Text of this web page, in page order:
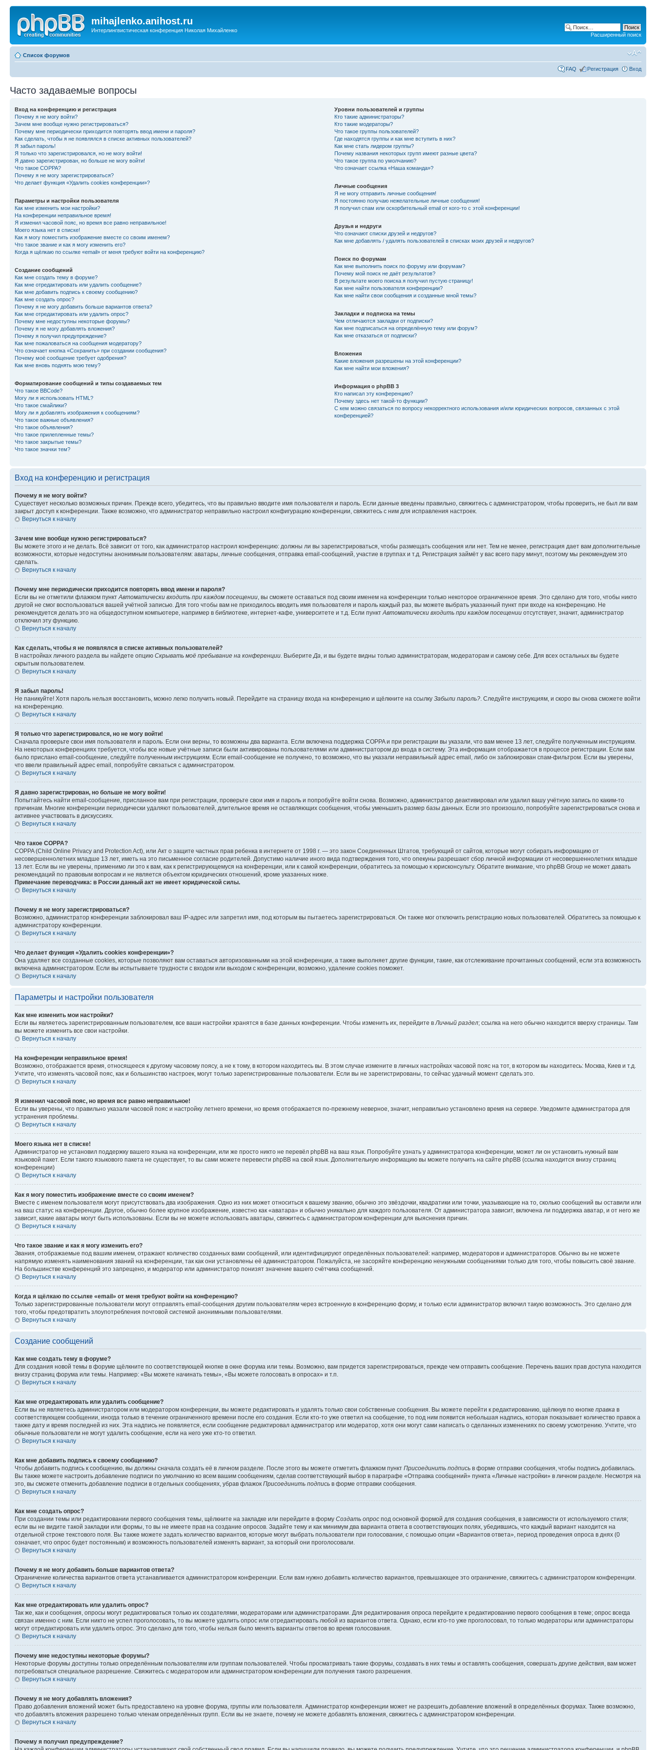
mihajlenko.anihost.ru
Интерлингвистическая конференция Николая Михайленко
Расширенный поиск
Список форумов
FAQ Регистрация Вход
Часто задаваемые вопросы
Вход на конференцию и регистрация
Почему я не могу войти?
Зачем мне вообще нужно регистрироваться?
Почему мне периодически приходится повторять ввод имени и пароля?
Как сделать, чтобы я не появлялся в списке активных пользователей?
Я забыл пароль!
Я только что зарегистрировался, но не могу войти!
Я давно зарегистрирован, но больше не могу войти!
Что такое COPPA?
Почему я не могу зарегистрироваться?
Что делает функция «Удалить cookies конференции»?
Параметры и настройки пользователя
Как мне изменить мои настройки?
На конференции неправильное время!
Я изменил часовой пояс, но время все равно неправильное!
Моего языка нет в списке!
Как я могу поместить изображение вместе со своим именем?
Что такое звание и как я могу изменить его?
Когда я щёлкаю по ссылке «email» от меня требуют войти на конференцию?
Создание сообщений
Как мне создать тему в форуме?
Как мне отредактировать или удалить сообщение?
Как мне добавить подпись к своему сообщению?
Как мне создать опрос?
Почему я не могу добавить больше вариантов ответа?
Как мне отредактировать или удалить опрос?
Почему мне недоступны некоторые форумы?
Почему я не могу добавлять вложения?
Почему я получил предупреждение?
Как мне пожаловаться на сообщения модератору?
Что означает кнопка «Сохранить» при создании сообщения?
Почему моё сообщение требует одобрения?
Как мне вновь поднять мою тему?
Форматирование сообщений и типы создаваемых тем
Что такое BBCode?
Могу ли я использовать HTML?
Что такое смайлики?
Могу ли я добавлять изображения к сообщениям?
Что такое важные объявления?
Что такое объявления?
Что такое прилепленные темы?
Что такое закрытые темы?
Что такое значки тем?
Уровни пользователей и группы
Кто такие администраторы?
Кто такие модераторы?
Что такое группы пользователей?
Где находятся группы и как мне вступить в них?
Как мне стать лидером группы?
Почему названия некоторых групп имеют разные цвета?
Что такое группа по умолчанию?
Что означает ссылка «Наша команда»?
Личные сообщения
Я не могу отправить личные сообщения!
Я постоянно получаю нежелательные личные сообщения!
Я получил спам или оскорбительный email от кого-то с этой конференции!
Друзья и недруги
Что означают списки друзей и недругов?
Как мне добавлять / удалять пользователей в списках моих друзей и недругов?
Поиск по форумам
Как мне выполнить поиск по форуму или форумам?
Почему мой поиск не даёт результатов?
В результате моего поиска я получил пустую страницу!
Как мне найти пользователя конференции?
Как мне найти свои сообщения и созданные мной темы?
Закладки и подписка на темы
Чем отличаются закладки от подписки?
Как мне подписаться на определённую тему или форум?
Как мне отказаться от подписки?
Вложения
Какие вложения разрешены на этой конференции?
Как мне найти мои вложения?
Информация о phpBB 3
Кто написал эту конференцию?
Почему здесь нет такой-то функции?
С кем можно связаться по вопросу некорректного использования и/или юридических вопросов, связанных с этой
конференцией?
Вход на конференцию и регистрация
Почему я не могу войти?
Существует несколько возможных причин. Прежде всего, убедитесь, что вы правильно вводите имя пользователя и пароль. Если данные введены правильно, свяжитесь с администратором, чтобы проверить, не был ли вам
закрыт доступ к конференции. Также возможно, что администратор неправильно настроил конфигурацию конференции, свяжитесь с ним для исправления настроек.
Вернуться к началу
Зачем мне вообще нужно регистрироваться?
Вы можете этого и не делать. Всё зависит от того, как администратор настроил конференцию: должны ли вы зарегистрироваться, чтобы размещать сообщения или нет. Тем не менее, регистрация дает вам дополнительные
возможности, которые недоступны анонимным пользователям: аватары, личные сообщения, отправка email-сообщений, участие в группах и т.д. Регистрация займёт у вас всего пару минут, поэтому мы рекомендуем это
сделать.
Вернуться к началу
Почему мне периодически приходится повторять ввод имени и пароля?
Если вы не отметили флажком пункт Автоматически входить при каждом посещении , вы сможете оставаться под своим именем на конференции только некоторое ограниченное время. Это сделано для того, чтобы никто
другой не смог воспользоваться вашей учётной записью. Для того чтобы вам не приходилось вводить имя пользователя и пароль каждый раз, вы можете выбрать указанный пункт при входе на конференцию. Не
рекомендуется делать это на общедоступном компьютере, например в библиотеке, интернет-кафе, университете и т.д. Если пункт Автоматически входить при каждом посещении отсутствует, значит, администратор
отключил эту функцию.
Вернуться к началу
Как сделать, чтобы я не появлялся в списке активных пользователей?
В настройках личного раздела вы найдете опцию Скрывать моё пребывание на конференции . Выберите Да , и вы будете видны только администраторам, модераторам и самому себе. Для всех остальных вы будете
скрытым пользователем.
Вернуться к началу
Я забыл пароль!
Не паникуйте! Хотя пароль нельзя восстановить, можно легко получить новый. Перейдите на страницу входа на конференцию и щёлкните на ссылку Забыли пароль? . Следуйте инструкциям, и скоро вы снова сможете войти
на конференцию.
Вернуться к началу
Я только что зарегистрировался, но не могу войти!
Сначала проверьте свои имя пользователя и пароль. Если они верны, то возможны два варианта. Если включена поддержка COPPA и при регистрации вы указали, что вам менее 13 лет, следуйте полученным инструкциям.
На некоторых конференциях требуется, чтобы все новые учётные записи были активированы пользователями или администратором до входа в систему. Эта информация отображается в процессе регистрации. Если вам
было прислано email-сообщение, следуйте полученным инструкциям. Если email-сообщение не получено, то возможно, что вы указали неправильный адрес email, либо он заблокирован спам-фильтром. Если вы уверены,
что ввели правильный адрес email, попробуйте связаться с администратором.
Вернуться к началу
Я давно зарегистрирован, но больше не могу войти!
Попытайтесь найти email-сообщение, присланное вам при регистрации, проверьте свои имя и пароль и попробуйте войти снова. Возможно, администратор деактивировал или удалил вашу учётную запись по каким-то
причинам. Многие конференции периодически удаляют пользователей, длительное время не оставляющих сообщения, чтобы уменьшить размер базы данных. Если это произошло, попробуйте зарегистрироваться снова и
активнее участвовать в дискуссиях.
Вернуться к началу
Что такое COPPA?
COPPA (Child Online Privacy and Protection Act), или Акт о защите частных прав ребенка в интернете от 1998 г. — это закон Соединенных Штатов, требующий от сайтов, которые могут собирать информацию от
несовершеннолетних младше 13 лет, иметь на это письменное согласие родителей. Допустимо наличие иного вида подтверждения того, что опекуны разрешают сбор личной информации от несовершеннолетних младше
13 лет. Если вы не уверены, применимо ли это к вам, как к регистрирующемуся на конференции, или к самой конференции, обратитесь за помощью к юрисконсульту. Обратите внимание, что phpBB Group не может давать
рекомендаций по правовым вопросам и не является объектом юридических отношений, кроме указанных ниже.
Примечание переводчика: в России данный акт не имеет юридической силы.
Вернуться к началу
Почему я не могу зарегистрироваться?
Возможно, администратор конференции заблокировал ваш IP-адрес или запретил имя, под которым вы пытаетесь зарегистрироваться. Он также мог отключить регистрацию новых пользователей. Обратитесь за помощью к
администратору конференции.
Вернуться к началу
Что делает функция «Удалить cookies конференции»?
Она удаляет все созданные cookies, которые позволяют вам оставаться авторизованными на этой конференции, а также выполняет другие функции, такие, как отслеживание прочитанных сообщений, если эта возможность
включена администратором. Если вы испытываете трудности с входом или выходом с конференции, возможно, удаление cookies поможет.
Вернуться к началу
Параметры и настройки пользователя
Как мне изменить мои настройки?
Если вы являетесь зарегистрированным пользователем, все ваши настройки хранятся в базе данных конференции. Чтобы изменить их, перейдите в Личный раздел; ссылка на него обычно находится вверху страницы. Там
вы можете изменить все свои настройки.
Вернуться к началу
На конференции неправильное время!
Возможно, отображается время, относящееся к другому часовому поясу, а не к тому, в котором находитесь вы. В этом случае измените в личных настройках часовой пояс на тот, в котором вы находитесь: Москва, Киев и т.д.
Учтите, что изменять часовой пояс, как и большинство настроек, могут только зарегистрированные пользователи. Если вы не зарегистрированы, то сейчас удачный момент сделать это.
Вернуться к началу
Я изменил часовой пояс, но время все равно неправильное!
Если вы уверены, что правильно указали часовой пояс и настройку летнего времени, но время отображается по-прежнему неверное, значит, неправильно установлено время на сервере. Уведомите администратора для
устранения проблемы.
Вернуться к началу
Моего языка нет в списке!
Администратор не установил поддержку вашего языка на конференции, или же просто никто не перевёл phpBB на ваш язык. Попробуйте узнать у администратора конференции, может ли он установить нужный вам
языковой пакет. Если такого языкового пакета не существует, то вы сами можете перевести phpBB на свой язык. Дополнительную информацию вы можете получить на сайте phpBB (ссылка находится внизу страниц
конференции)
Вернуться к началу
Как я могу поместить изображение вместе со своим именем?
Вместе с именем пользователя могут присутствовать два изображения. Одно из них может относиться к вашему званию, обычно это звёздочки, квадратики или точки, указывающие на то, сколько сообщений вы оставили или
на ваш статус на конференции. Другое, обычно более крупное изображение, известно как «аватара» и обычно уникально для каждого пользователя. От администратора зависит, включена ли поддержка аватар, и от него же
зависит, какие аватары могут быть использованы. Если вы не можете использовать аватары, свяжитесь с администратором конференции для выяснения причин.
Вернуться к началу
Что такое звание и как я могу изменить его?
Звания, отображаемые под вашим именем, отражают количество созданных вами сообщений, или идентифицируют определённых пользователей: например, модераторов и администраторов. Обычно вы не можете
напрямую изменять наименования званий на конференции, так как они установлены её администратором. Пожалуйста, не засоряйте конференцию ненужными сообщениями только для того, чтобы повысить своё звание.
На большинстве конференций это запрещено, и модератор или администратор понизят значение вашего счётчика сообщений.
Вернуться к началу
Когда я щёлкаю по ссылке «email» от меня требуют войти на конференцию?
Только зарегистрированные пользователи могут отправлять email-сообщения другим пользователям через встроенную в конференцию форму, и только если администратор включил такую возможность. Это сделано для
того, чтобы предотвратить злоупотребления почтовой системой анонимными пользователями.
Вернуться к началу
Создание сообщений
Как мне создать тему в форуме?
Для создания новой темы в форуме щёлкните по соответствующей кнопке в окне форума или темы. Возможно, вам придется зарегистрироваться, прежде чем отправить сообщение. Перечень ваших прав доступа находится
внизу страниц форума или темы. Например: «Вы можете начинать темы», «Вы можете голосовать в опросах» и т.п.
Вернуться к началу
Как мне отредактировать или удалить сообщение?
Если вы не являетесь администратором или модератором конференции, вы можете редактировать и удалять только свои собственные сообщения. Вы можете перейти к редактированию, щёлкнув по кнопке правка в
соответствующем сообщении, иногда только в течение ограниченного времени после его создания. Если кто-то уже ответил на сообщение, то под ним появится небольшая надпись, которая показывает количество правок а
также дату и время последней из них. Эта надпись не появляется, если сообщение редактировал администратор или модератор, хотя они могут сами написать о сделанных изменениях по своему усмотрению. Учтите, что
обычные пользователи не могут удалить сообщение, если на него уже кто-то ответил.
Вернуться к началу
Как мне добавить подпись к своему сообщению?
Чтобы добавить подпись к сообщению, вы должны сначала создать её в личном разделе. После этого вы можете отметить флажком пункт Присоединить подпись в форме отправки сообщения, чтобы подпись добавилась.
Вы также можете настроить добавление подписи по умолчанию ко всем вашим сообщениям, сделав соответствующий выбор в параграфе «Отправка сообщений» пункта «Личные настройки» в личном разделе. Несмотря на
это, вы сможете отменить добавление подписи в отдельных сообщениях, убрав флажок Присоединить подпись в форме отправки сообщения.
Вернуться к началу
Как мне создать опрос?
При создании темы или редактировании первого сообщения темы, щёлкните на закладке или перейдите в форму Создать опрос под основной формой для создания сообщения, в зависимости от используемого стиля;
если вы не видите такой закладки или формы, то вы не имеете прав на создание опросов. Задайте тему и как минимум два варианта ответа в соответствующих полях, убедившись, что каждый вариант находится на
отдельной строке текстового поля. Вы также можете задать количество вариантов, которые могут выбрать пользователи при голосовании, с помощью опции «Вариантов ответа», период проведения опроса в днях (0
означает, что опрос будет постоянным) и возможность пользователей изменять вариант, за который они проголосовали.
Вернуться к началу
Почему я не могу добавить больше вариантов ответа?
Ограничение количества вариантов ответа устанавливается администратором конференции. Если вам нужно добавить количество вариантов, превышающее это ограничение, свяжитесь с администратором конференции.
Вернуться к началу
Как мне отредактировать или удалить опрос?
Так же, как и сообщения, опросы могут редактироваться только их создателями, модераторами или администраторами. Для редактирования опроса перейдите к редактированию первого сообщения в теме; опрос всегда
связан именно с ним. Если никто не успел проголосовать, то вы можете удалить опрос или отредактировать любой из вариантов ответа. Однако, если кто-то уже проголосовал, то только модераторы или администраторы
могут отредактировать или удалить опрос. Это сделано для того, чтобы нельзя было менять варианты ответов во время голосования.
Вернуться к началу
Почему мне недоступны некоторые форумы?
Некоторые форумы доступны только определённым пользователям или группам пользователей. Чтобы просматривать такие форумы, создавать в них темы и оставлять сообщения, совершать другие действия, вам может
потребоваться специальное разрешение. Свяжитесь с модератором или администратором конференции для получения такого разрешения.
Вернуться к началу
Почему я не могу добавлять вложения?
Право добавления вложений может быть предоставлено на уровне форума, группы или пользователя. Администратор конференции может не разрешить добавление вложений в определённых форумах. Также возможно,
что добавлять вложения разрешено только членам определённых групп. Если вы не знаете, почему не можете добавлять вложения, свяжитесь с администратором конференции.
Вернуться к началу
Почему я получил предупреждение?